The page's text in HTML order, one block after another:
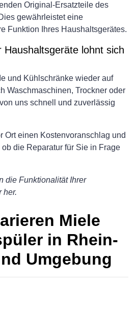
Original-Ersatzteile des
gewährleistet eine
Funktion Ihres Haushaltsgerätes.
Haushaltsgeräte lohnt sich
und Kühlschränke wieder auf
Waschmaschinen, Trockner oder
uns schnell und zuverlässig
Ort einen Kostenvoranschlag und
die Reparatur für Sie in Frage
die Funktionalität Ihrer
her.
Miele
in Rhein-
Umgebung